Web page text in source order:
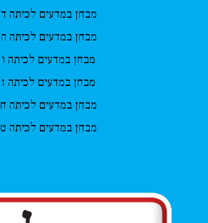
מבחן במדעים לכיתה ד
מבחן במדעים לכיתה ה
מבחן במדעים לכיתה ו
מבחן במדעים לכיתה ז
מבחן במדעים לכיתה ח
מבחן במדעים לכיתה ט